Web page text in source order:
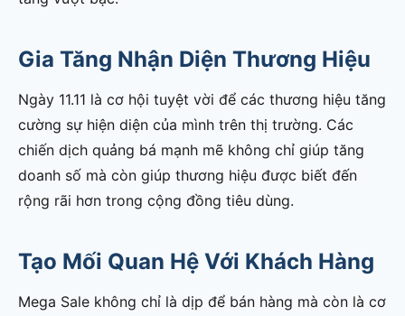
Gia Tăng Nhận Diện Thương Hiệu
Ngày 11.11 là cơ hội tuyệt vời để các thương hiệu tăng
cường sự hiện diện của mình trên thị trường. Các
chiến dịch quảng bá mạnh mẽ không chỉ giúp tăng
doanh số mà còn giúp thương hiệu được biết đến
rộng rãi hơn trong cộng đồng tiêu dùng.
Tạo Mối Quan Hệ Với Khách Hàng
Mega Sale không chỉ là dịp để bán hàng mà còn là cơ